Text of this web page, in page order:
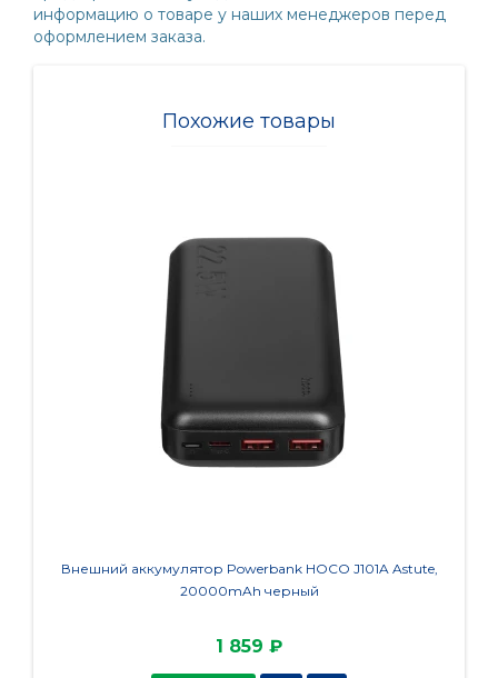
информацию о товаре у наших менеджеров перед
оформлением заказа.
Похожие товары
Внешний аккумулятор Powerbank HOCO J101A Astute,
20000mAh черный
1 859 ₽